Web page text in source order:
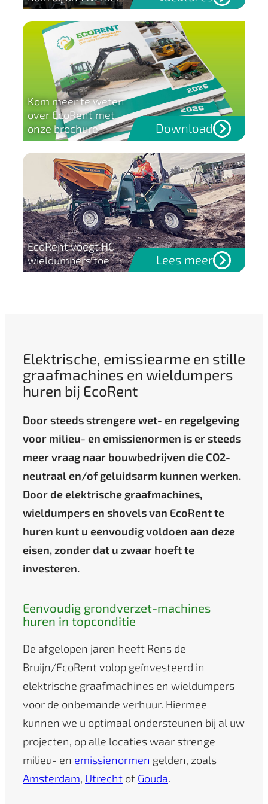
Kom meer te weten
over EcoRent met
onze brochure
Download
EcoRent voegt HG
wieldumpers toe
Lees meer
Elektrische, emissiearme en stille
graafmachines en wieldumpers
huren bij EcoRent
Door steeds strengere wet- en regelgeving
voor milieu- en emissienormen is er steeds
meer vraag naar bouwbedrijven die CO2-
neutraal en/of geluidsarm kunnen werken.
Door de elektrische graafmachines,
wieldumpers en shovels van EcoRent te
huren kunt u eenvoudig voldoen aan deze
eisen, zonder dat u zwaar hoeft te
investeren.
Eenvoudig grondverzet-machines
huren in topconditie
De afgelopen jaren heeft Rens de
Bruijn/EcoRent volop geïnvesteerd in
elektrische graafmachines en wieldumpers
voor de onbemande verhuur. Hiermee
kunnen we u optimaal ondersteunen bij al uw
projecten, op alle locaties waar strenge
milieu- en emissienormen gelden, zoals
Amsterdam, Utrecht of Gouda.